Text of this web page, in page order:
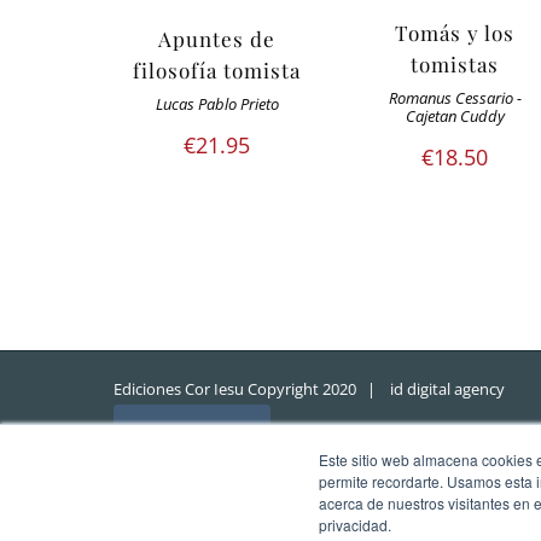
Este sitio web almacena
permite recordarte. Usamos
acerca de nuestros visitantes en
privacidad.
Apuntes de
filosofía tomista
Lucas Pablo Prieto
€21.95
Tomás y los
tomistas
Romanus Cessario -
Cajetan Cuddy
€18.50
Ediciones Cor Iesu Copyright 2020 | id digital agency